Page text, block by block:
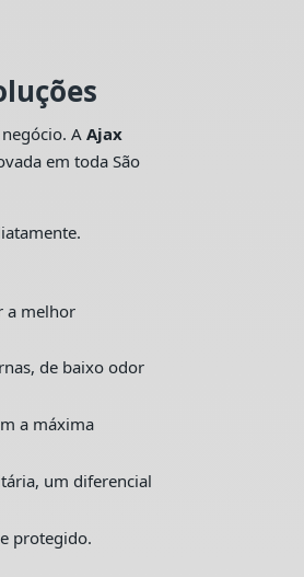
negócio. AAjax
em toda São
a melhor
de baixo odor
a máxima
um diferencial
protegido.